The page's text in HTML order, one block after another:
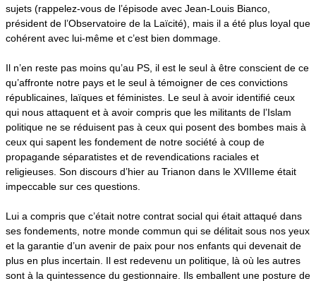
sujets (rappelez-vous de l’épisode avec Jean-Louis Bianco,
président de l’Observatoire de la Laïcité), mais il a été plus loyal que
cohérent avec lui-même et c’est bien dommage.
Il n’en reste pas moins qu’au PS, il est le seul à être conscient de ce
qu’affronte notre pays et le seul à témoigner de ces convictions
républicaines, laïques et féministes. Le seul à avoir identifié ceux
qui nous attaquent et à avoir compris que les militants de l’Islam
politique ne se réduisent pas à ceux qui posent des bombes mais à
ceux qui sapent les fondement de notre société à coup de
propagande séparatistes et de revendications raciales et
religieuses. Son discours d’hier au Trianon dans le XVIIIeme était
impeccable sur ces questions.
Lui a compris que c’était notre contrat social qui était attaqué dans
ses fondements, notre monde commun qui se délitait sous nos yeux
et la garantie d’un avenir de paix pour nos enfants qui devenait de
plus en plus incertain. Il est redevenu un politique, là où les autres
sont à la quintessence du gestionnaire. Ils emballent une posture de